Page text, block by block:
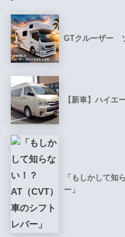
GTクルーザー
【新車】ハイエ
「もしかして知
ー」